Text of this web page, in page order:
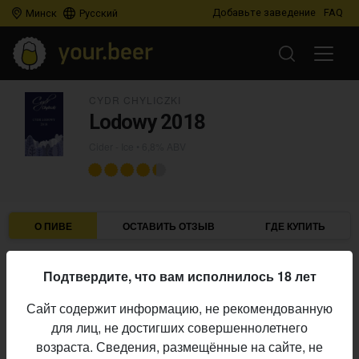
Минск Русский Добавьте заведение FAQ
Lodowy 2018
О ПИВЕ ОСТАВИТЬ ОТЗЫВ ГДЕ КУПИТЬ
Пивоварня:
Алкоголь:
6,8%
Начало
выпуска:
22.04.2022
Подтвердите, что вам исполнилось 18 лет
Сайт содержит информацию, не рекомендованную
для лиц, не достигших совершеннолетнего
возраста. Сведения, размещённые на сайте, не